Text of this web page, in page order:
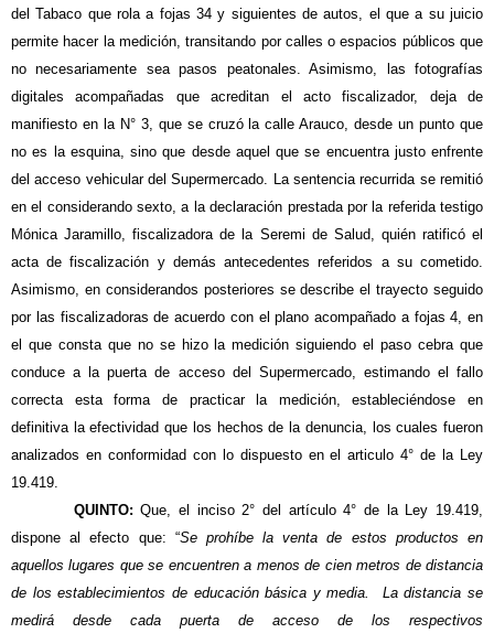
del Tabaco que rola a fojas 34 y siguientes de autos, el que a su juicio
permite hacer la medición, transitando por calles o espacios públicos que
no necesariamente sea pasos peatonales. Asimismo, las fotografías
digitales acompañadas que acreditan el acto fiscalizador, deja de
manifiesto en la N° 3, que se cruzó la calle Arauco, desde un punto que
no es la esquina, sino que desde aquel que se encuentra justo enfrente
del acceso vehicular del Supermercado. La sentencia recurrida se remitió
en el considerando sexto, a la declaración prestada por la referida testigo
Mónica Jaramillo, fiscalizadora de la Seremi de Salud, quién ratificó el
acta de fiscalización y demás antecedentes referidos a su cometido.
Asimismo, en considerandos posteriores se describe el trayecto seguido
por las fiscalizadoras de acuerdo con el plano acompañado a fojas 4, en
el que consta que no se hizo la medición siguiendo el paso cebra que
conduce a la puerta de acceso del Supermercado, estimando el fallo
correcta esta forma de practicar la medición, estableciéndose en
definitiva la efectividad que los hechos de la denuncia, los cuales fueron
analizados en conformidad con lo dispuesto en el articulo 4° de la Ley
19.419.
QUINTO: Que, el inciso 2° del artículo 4° de la Ley 19.419,
dispone al efecto que: “Se prohíbe la venta de estos productos en
aquellos lugares que se encuentren a menos de cien metros de distancia
de los establecimientos de educación básica y media. La distancia se
medirá desde cada puerta de acceso de los respectivos